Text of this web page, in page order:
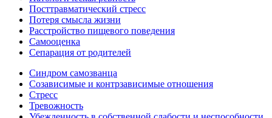
Посттравматический стресс
Потеря смысла жизни
Расстройство пищевого поведения
Самооценка
Сепарация от родителей
Синдром самозванца
Созависимые и контрзависимые отношения
Стресс
Тревожность